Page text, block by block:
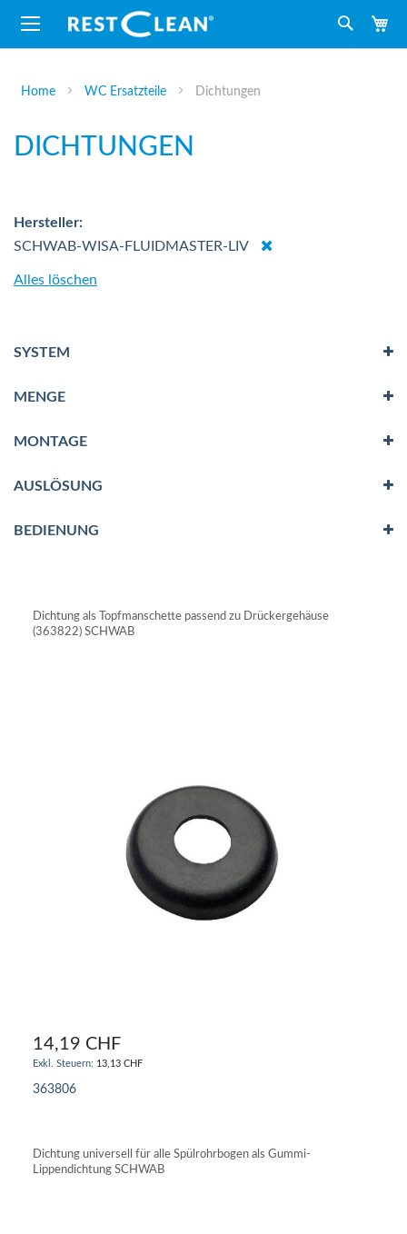
Suche
Home WC Ersatzteile Dichtungen
DICHTUNGEN
Dichtung als Topfmanschette passend zu Drückergehäuse
(363822) SCHWAB
14,19 CHF
13,13 CHF
363806
Dichtung universell für alle Spülrohrbogen als Gummi-
Lippendichtung SCHWAB
Hersteller
SCHWAB-WISA-FLUIDMASTER-LIV
Dies
Alles löschen
SYSTEM
MENGE
MONTAGE
AUSLÖSUNG
BEDIENUNG